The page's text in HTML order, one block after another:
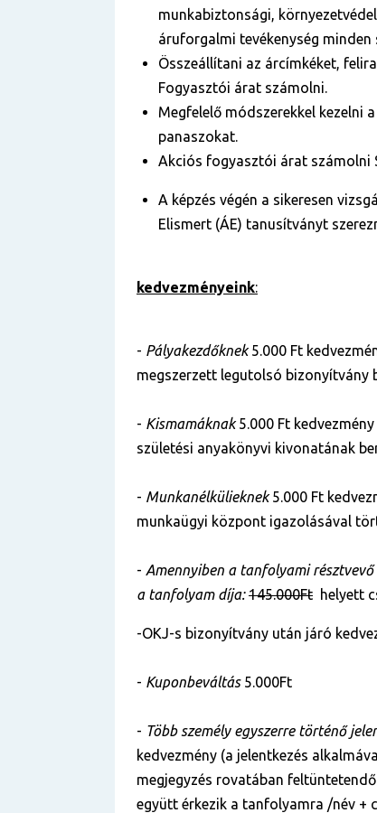
munkabiztonsági,
áruforgalmi tevékenység minden
Összeállítani az árcímkéket,
Fogyasztói árat számolni.
Megfelelő módszerekkel kezelni
panaszokat.
Akciós fogyasztói árat számolni
A képzés végén a sikeresen
Elismert (ÁE) tanusítványt
kedvezményeink:
- Pályakezdőknek5.000 Ft
megszerzett legutolsó bizonyítvány
- Kismamáknak5.000 Ft
születési anyakönyvi kivonatának
- Munkanélkülieknek5.000 Ft
munkaügyi központ igazolásával
- Amennyiben a tanfolyami résztvevő
a tanfolyam díja: 145.000Ft helyett
-OKJ-s bizonyítvány után járó
- Kuponbeváltás5.000Ft
- Több személy egyszerre történő
kedvezmény (a jelentkezés
megjegyzés rovatában
együtt érkezik a tanfolyamra /név +